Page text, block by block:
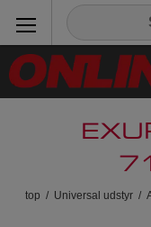
top / Universal udstyr /